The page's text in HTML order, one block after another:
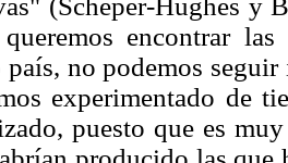
(Scheper-Hughes y
encontrar
país, no podemos
experimentado de
puesto que es